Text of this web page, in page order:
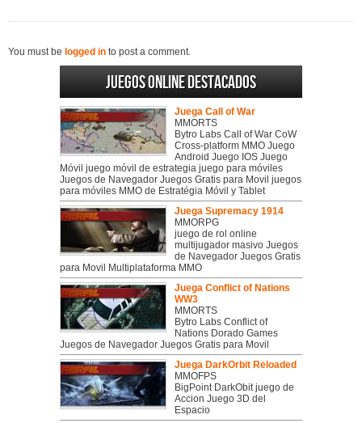
You must be logged in to post a comment.
Juegos online destacados
Juega Call of War
MMORTS
Bytro Labs Call of War CoW
Cross-platform MMO Juego
Android Juego IOS Juego
Móvil juego móvil de estrategia juego para móviles
Juegos de Navegador Juegos Gratis para Movil juegos
para móviles MMO de Estratégia Móvil y Tablet
Juega Supremacy 1914
MMORPG
juego de rol online
multijugador masivo Juegos
de Navegador Juegos Gratis
para Movil Multiplataforma MMO
Juega Conflict of Nations
WW3
MMORTS
Bytro Labs Conflict of
Nations Dorado Games
Juegos de Navegador Juegos Gratis para Movil
Juega DarkOrbit Reloaded
MMOFPS
BigPoint DarkObit juego de
Accion Juego 3D del
Espacio